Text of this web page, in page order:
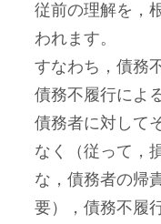
従前の理解を，
われます。
すなわち，債務
債務不履行によ
債務者に対して
なく（従って，
な，債務者の帰
要），債務不履